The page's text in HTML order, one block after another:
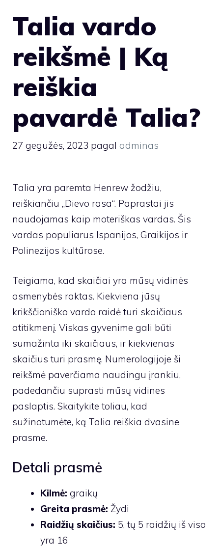
Talia vardo
reikšmė | Ką
reiškia
pavardė Talia?
27 gegužės, 2023 pagal adminas
Talia yra paremta Henrew žodžiu,
reiškiančiu „Dievo rasa“. Paprastai jis
naudojamas kaip moteriškas vardas. Šis
vardas populiarus Ispanijos, Graikijos ir
Polinezijos kultūrose.
Teigiama, kad skaičiai yra mūsų vidinės
asmenybės raktas. Kiekviena jūsų
krikščioniško vardo raidė turi skaičiaus
atitikmenį. Viskas gyvenime gali būti
sumažinta iki skaičiaus, ir kiekvienas
skaičius turi prasmę. Numerologijoje ši
reikšmė paverčiama naudingu įrankiu,
padedančiu suprasti mūsų vidines
paslaptis. Skaitykite toliau, kad
sužinotumėte, ką Talia reiškia dvasine
prasme.
Detali prasmė
Kilmė: graikų
Greita prasmė: Žydi
Raidžių skaičius: 5, tų 5 raidžių iš viso
yra 16